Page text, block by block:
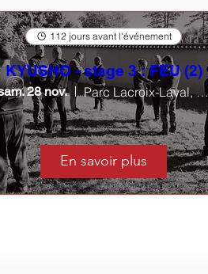
112 jours avant l'événement
KYUSHO - stage 3 : FEU (2)
28 nov. Parc Lacroix-Laval, Grange à Musique
En savoir plus